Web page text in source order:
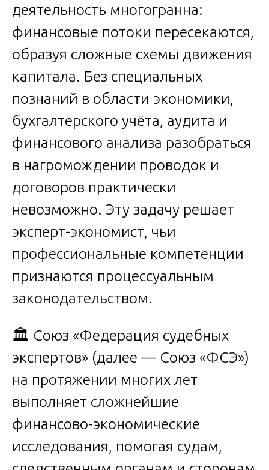
деятельность многогранна:
финансовые потоки пересекаются,
образуя сложные схемы движения
капитала. Без специальных
познаний в области экономики,
бухгалтерского учёта, аудита и
финансового анализа разобраться
в нагромождении проводок и
договоров практически
невозможно. Эту задачу решает
эксперт-экономист, чьи
профессиональные компетенции
признаются процессуальным
законодательством.
🏛️ Союз «Федерация судебных
экспертов» (далее — Союз «ФСЭ»)
на протяжении многих лет
выполняет сложнейшие
финансово-экономические
исследования, помогая судам,